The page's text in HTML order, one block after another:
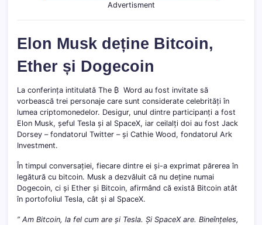
Advertisment
Elon Musk deține Bitcoin,
Ether și Dogecoin
La conferința intitulată The ₿ Word au fost invitate să
vorbească trei personaje care sunt considerate celebrități în
lumea criptomonedelor. Desigur, unul dintre participanți a fost
Elon Musk, șeful Tesla și al SpaceX, iar ceilalți doi au fost Jack
Dorsey – fondatorul Twitter – și Cathie Wood, fondatorul Ark
Investment.
În timpul conversației, fiecare dintre ei și-a exprimat părerea în
legătură cu bitcoin. Musk a dezvăluit că nu deține numai
Dogecoin, ci și Ether și Bitcoin, afirmând că există Bitcoin atât
în portofoliul Tesla, cât și al SpaceX.
” Am Bitcoin, la fel cum are și Tesla. Și SpaceX are. Bineînțeles,